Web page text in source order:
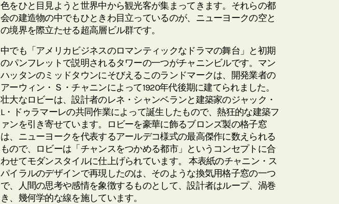
色をひと目見ようと世界中から観光客が集まってきます。それらの都
会の建造物の中でもひときわ目立っているのが、ニューヨークの空と
の境界を際立たせる超高層ビル群です。
中でも「アメリカビジネスのロマンティックなドラマの舞台」と初期
のパンフレットで説明されるタワーの一つがチャニンビルです。マン
ハッタンのミッドタウンにそびえるこのランドマークは、開発業者の
アーウィン・Ｓ・チャニンによって1920年代後期に建てられました。
壮大なロビーは、設計者のレネ・シャンベランと建築家のジャック・
L・ドゥラマーレの共同作業によって誕生したもので、熱狂的な建築フ
ァンを引き寄せています。ロビーを豪華に飾るブロンズ製の格子窓
は、ニューヨークを代表するアールデコ様式の最高傑作に数えられる
もので、ロビーは「チャンスをつかめる都市」というコンセプトに合
わせてモダンスタイルに仕上げられています。 本表紙のチャニン・ス
パイラルのデザインで再現したのは、そのような換気用格子窓の一つ
で、人間の思考や感情を象徴するものとして、設計者はループ、渦巻
き、幾何学的な線を施しています。